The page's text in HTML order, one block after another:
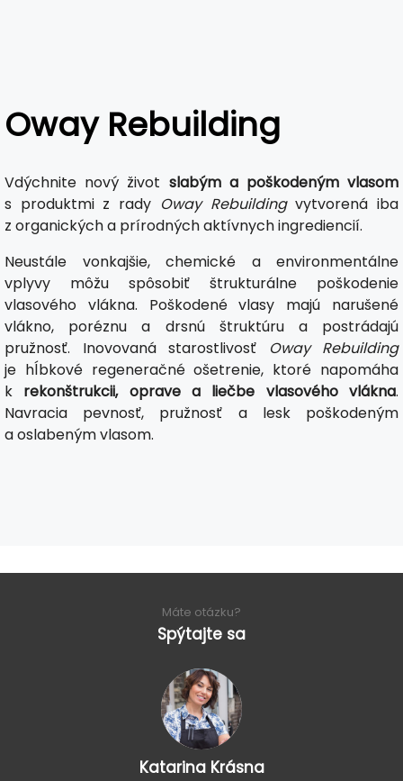
Oway Rebuilding
Vdýchnite nový život slabým a poškodeným vlasom
s produktmi z rady Oway Rebuildingvytvorená iba
z organických a prírodných aktívnych ingrediencií.
Neustále vonkajšie, chemické a environmentálne
vplyvy môžu spôsobiť štrukturálne poškodenie
vlasového vlákna. Poškodené vlasy majú narušené
vlákno, poréznu a drsnú štruktúru a postrádajú
pružnosť. Inovovaná starostlivosť
Oway Rebuilding
je hĺbkové regeneračné ošetrenie, ktoré napomáha
k rekonštrukcii, oprave a liečbe vlasového vlákna.
Navracia pevnosť, pružnosť a lesk poškodeným
a oslabeným vlasom.
Máte otázku?
Spýtajte sa
Katarina Krásna